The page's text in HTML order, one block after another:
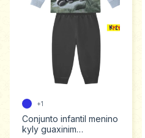
Conjunto infantil menino
kyly guaxinim
+1